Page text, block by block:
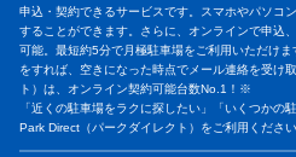
申込・契約できるサービスです。スマホやパソコ
することができます。さらに、オンラインで申込
可能。最短約5分で月極駐車場をご利用いただけま
をすれば、空きになった時点でメール連絡を受け
ト）は、オンライン契約可能台数No.1！※
「近くの駐車場をラクに探したい」「いくつかの
Park Direct（パークダイレクト）をご利用ください